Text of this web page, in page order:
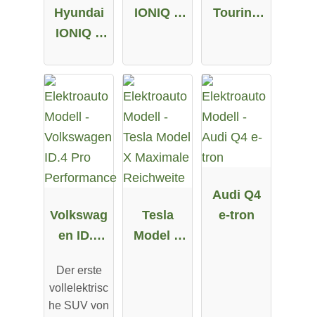
Hyundai
IONIQ 5
Allrad
IONIQ 5
Touring
Volkswag
en ID.4
Performa
nce
Der erste
vollelektrisc
he SUV von
Tesla
Model X
Audi Q4
e-tron